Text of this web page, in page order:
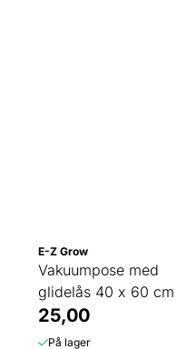
E-Z Grow
Vakuumpose med
glidelås 40 x 60 cm
25,00
På lager